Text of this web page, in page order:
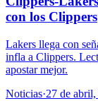
con los Clippers
Lakers llega con
infla a Clippers.
apostar mejor.
Noticias·27 de